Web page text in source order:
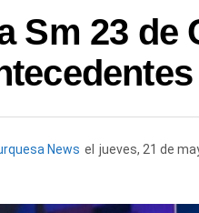
Sm 23 de
News el jueves, 21 de